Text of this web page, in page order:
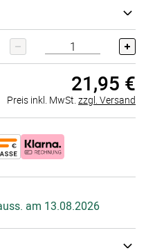
21,95 €
Preis inkl. MwSt. zzgl. Versand
am 13.08.2026